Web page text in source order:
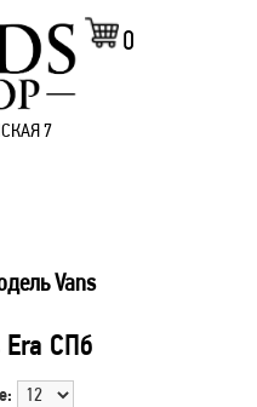
7
0
Vans
Era СПб